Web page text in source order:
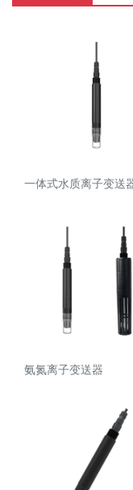
一体式水质离子变送
氨氮离子变送器